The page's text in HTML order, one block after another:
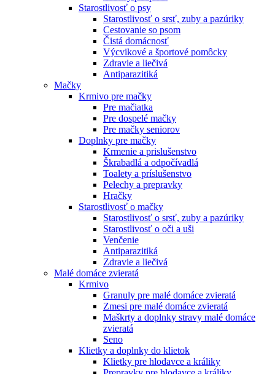
Starostlivosť o psy
Starostlivosť o srsť, zuby a pazúriky
Cestovanie so psom
Čistá domácnosť
Výcvikové a športové pomôcky
Zdravie a liečivá
Antiparazitiká
Mačky
Krmivo pre mačky
Pre mačiatka
Pre dospelé mačky
Pre mačky seniorov
Doplnky pre mačky
Krmenie a prislušenstvo
Škrabadlá a odpočívadlá
Toalety а príslušenstvo
Pelechy a prepravky
Hračky
Starostlivosť o mačky
Starostlivosť o srsť, zuby a pazúriky
Starostlivosť o oči a uši
Venčenie
Antiparazitiká
Zdravie a liečivá
Malé domáce zvieratá
Krmivo
Granuly pre malé domáce zvieratá
Zmesi pre malé domáce zvieratá
Maškrty a doplnky stravy malé domáce
zvieratá
Seno
Klietky a doplnky do klietok
Klietky pre hlodavce a králiky